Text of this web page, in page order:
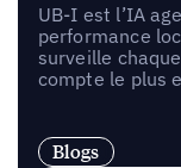
UB-I est l’IA
performance
surveille
compte le plus
Blogs